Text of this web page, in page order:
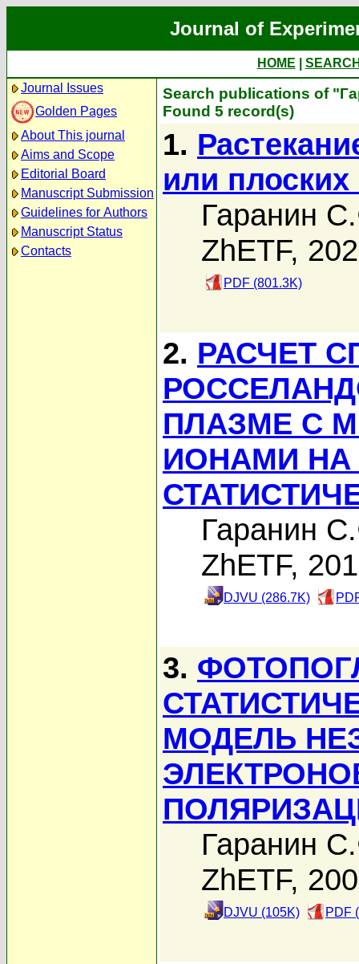
Journal of
HOME
Journal Issues
Golden Pages
About This journal
Aims and Scope
Editorial Board
Manuscript Submission
Guidelines for Authors
Manuscript Status
Contacts
Search publications of
Found 5 record(s)
1.
или
Гаранин
ZhETF,
PDF (801.3K)
2. РАСЧЕТ
ПЛАЗМЕ С
ИОНАМИ
Гаранин
ZhETF,
DJVU (286.7K)
3.
МОДЕЛЬ
Гаранин
ZhETF,
DJVU (105K) PDF